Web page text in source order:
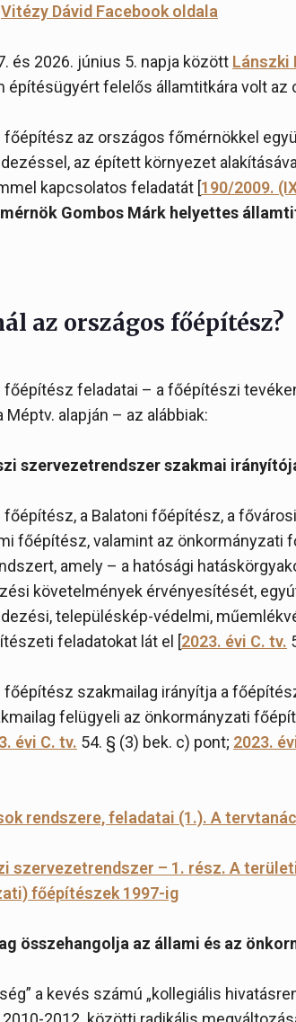
Vitézy Dávid Facebook oldala
és 2026. június 5. napja között Lánszki
építésügyért felelős államtitkára volt az
az országos főmérnökkel
az épített környezet
kapcsolatos feladatát [190/2009.
Gombos Márk helyettes
az országos főépítész?
feladatai – a főépítészi
Méptv. alapján – az alábbiak:
szervezetrendszer szakmai
a Balatoni főépítész, a
főépítész, valamint az
amely – a hatósági
követelmények érvényesítését,
településkép-védelmi,
feladatokat lát el [2023. évi C. tv.
főépítész szakmailag irányítja a
felügyeli az önkormányzati
évi C. tv. 54. § (3) bek. c) pont; 2023.
rendszere, feladatai (1.). A
szervezetrendszer – 1. rész. A
főépítészek 1997-ig
összehangolja az állami és az
a kevés számú „kollegiális